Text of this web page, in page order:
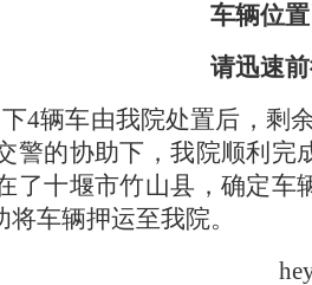
车辆位
请迅速
4辆车由我院处置后，剩
警的协助下，我院顺利
了十堰市竹山县，确定
车辆押运至我院。